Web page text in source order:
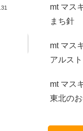
mt マス
まち針
mt マス
アルス
mt マス
東北のお